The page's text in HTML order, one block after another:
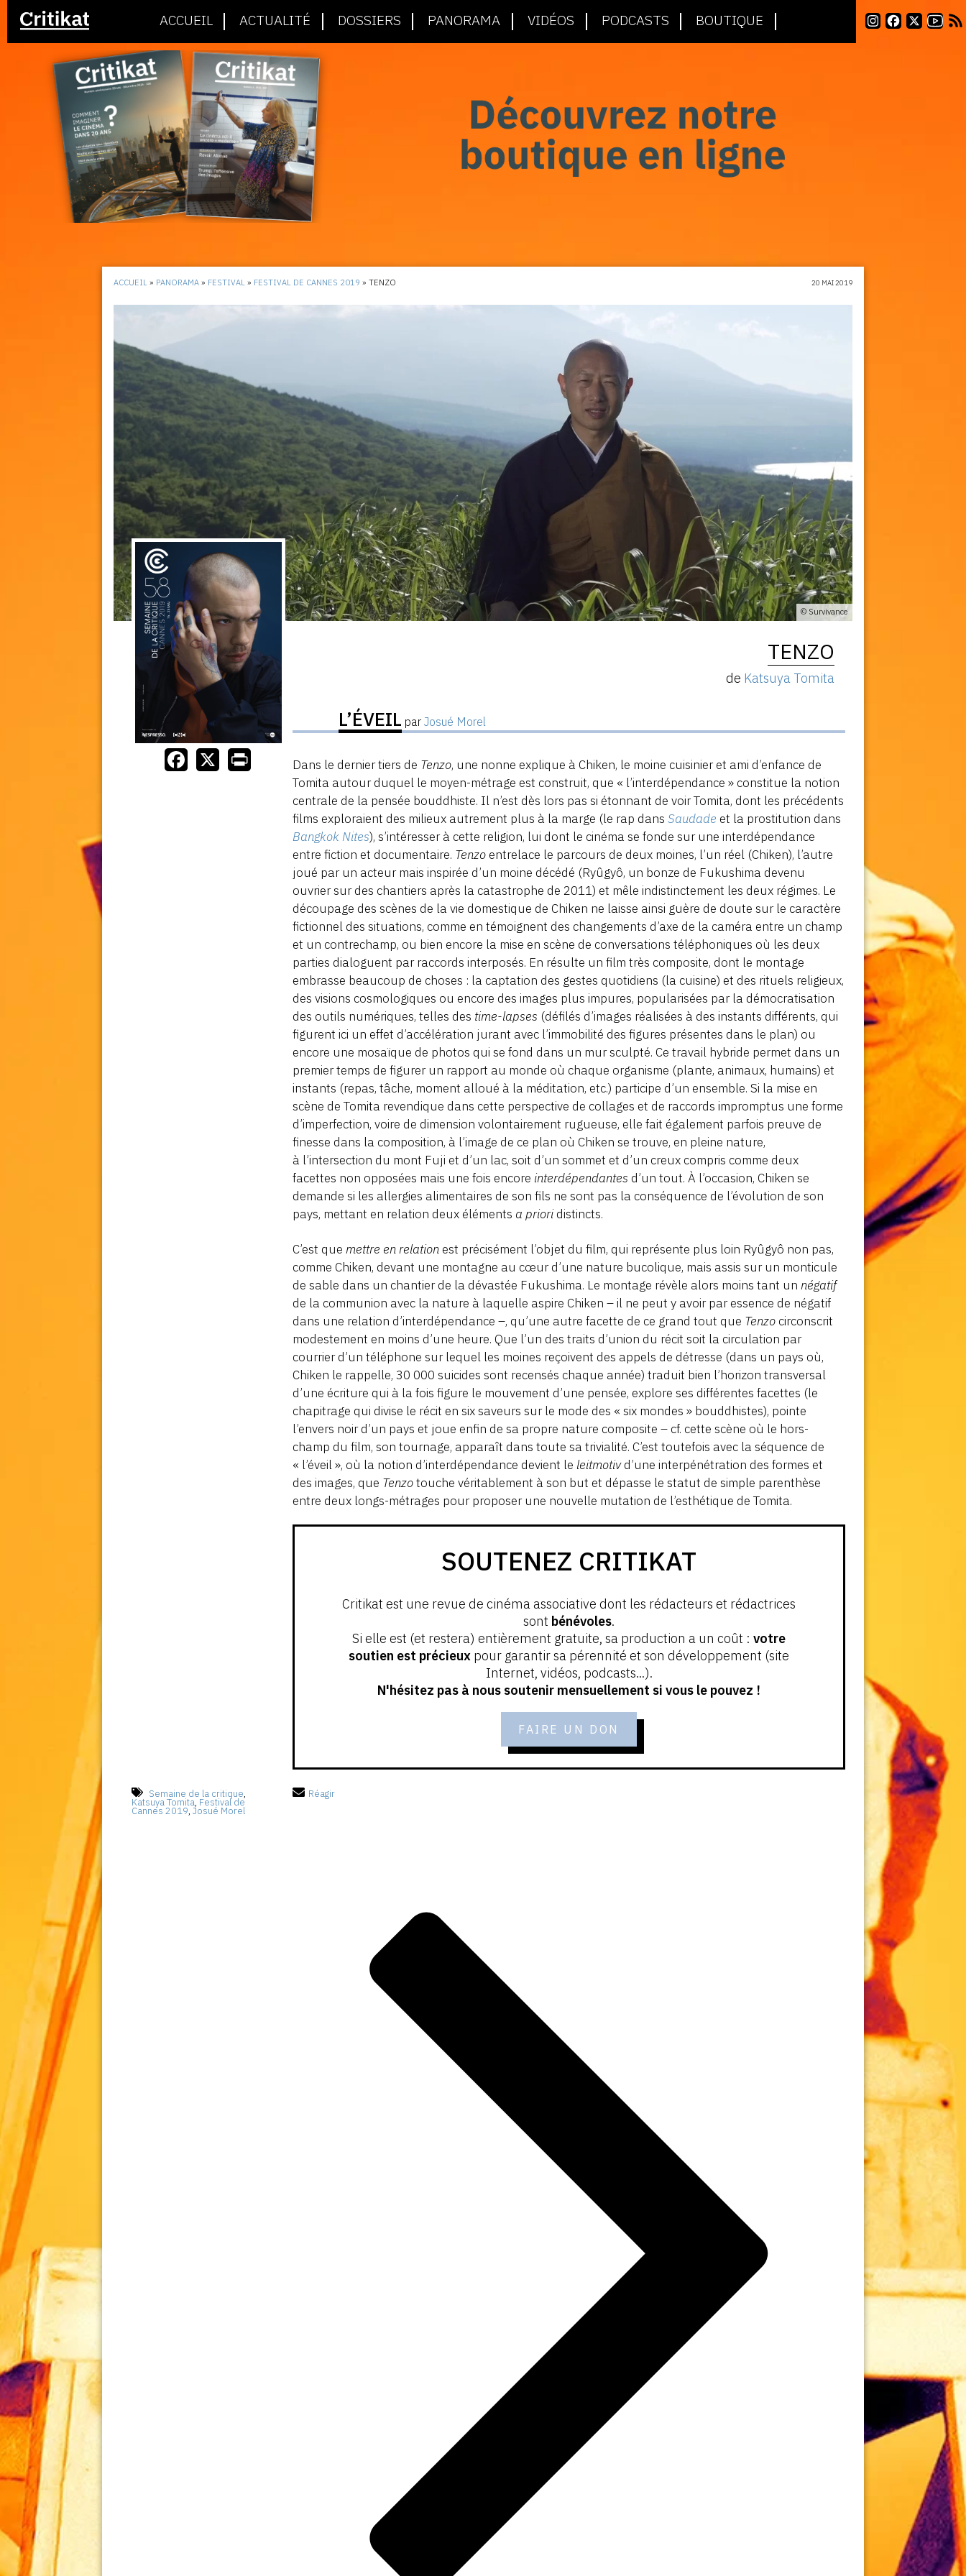
ACCUEIL ACTUALITÉ DOSSIERS PANORAMA VIDÉOS PODCASTS BOUTIQUE
ACCUEIL » PANORAMA » FESTIVAL » FESTIVAL DE CANNES 2019 »TENZO 20 MAI 2019
© Survivance
Semaine de la critique,
Katsuya Tomita, Festival de
Cannes 2019,Josué Morel
TENZO
de Katsuya Tomita
L’ÉVEIL parJosué Morel
Dans le dernier tiers de Tenzo, une nonne explique à Chiken, le moine cuisinier et ami d’enfance de
Tomita autour duquel le moyen-métrage est construit, que « l’interdépendance » constitue la notion
centrale de la pensée bouddhiste. Il n’est dès lors pas si étonnant de voir Tomita, dont les précédents
films exploraient des milieux autrement plus à la marge (le rap dansSaudade et la prostitution dans
Bangkok Nites), s’intéresser à cette religion, lui dont le cinéma se fonde sur une interdépendance
entre fiction et documentaire. Tenzo entrelace le parcours de deux moines, l’un réel (Chiken), l’autre
joué par un acteur mais inspirée d’un moine décédé (Ryûgyô, un bonze de Fukushima devenu
ouvrier sur des chantiers après la catastrophe de 2011) et mêle indistinctement les deux régimes. Le
découpage des scènes de la vie domestique de Chiken ne laisse ainsi guère de doute sur le caractère
fictionnel des situations, comme en témoignent des changements d’axe de la caméra entre un champ
et un contrechamp, ou bien encore la mise en scène de conversations téléphoniques où les deux
parties dialoguent par raccords interposés. En résulte un film très composite, dont le montage
embrasse beaucoup de choses : la captation des gestes quotidiens (la cuisine) et des rituels religieux,
des visions cosmologiques ou encore des images plus impures, popularisées par la démocratisation
des outils numériques, telles des time-lapses (défilés d’images réalisées à des instants différents, qui
figurent ici un effet d’accélération jurant avec l’immobilité des figures présentes dans le plan) ou
encore une mosaïque de photos qui se fond dans un mur sculpté. Ce travail hybride permet dans un
premier temps de figurer un rapport au monde où chaque organisme (plante, animaux, humains) et
instants (repas, tâche, moment alloué à la méditation, etc.) participe d’un ensemble. Si la mise en
scène de Tomita revendique dans cette perspective de collages et de raccords impromptus une forme
d’imperfection, voire de dimension volontairement rugueuse, elle fait également parfois preuve de
finesse dans la composition, à l’image de ce plan où Chiken se trouve, en pleine nature,
à l’intersection du mont Fuji et d’un lac, soit d’un sommet et d’un creux compris comme deux
facettes non opposées mais une fois encore interdépendantes d’un tout. À l’occasion, Chiken se
demande si les allergies alimentaires de son fils ne sont pas la conséquence de l’évolution de son
pays, mettant en relation deux éléments a prioridistincts.
C’est quemettre en relation est précisément l’objet du film, qui représente plus loin Ryûgyô non pas,
comme Chiken, devant une montagne au cœur d’une nature bucolique, mais assis sur un monticule
de sable dans un chantier de la dévastée Fukushima. Le montage révèle alors moins tant unnégatif
de la communion avec la nature à laquelle aspire Chiken – il ne peut y avoir par essence de négatif
dans une relation d’interdépendance –, qu’une autre facette de ce grand tout que Tenzo circonscrit
modestement en moins d’une heure. Que l’un des traits d’union du récit soit la circulation par
courrier d’un téléphone sur lequel les moines reçoivent des appels de détresse (dans un pays où,
Chiken le rappelle, 30 000 suicides sont recensés chaque année) traduit bien l’horizon transversal
d’une écriture qui à la fois figure le mouvement d’une pensée, explore ses différentes facettes (le
chapitrage qui divise le récit en six saveurs sur le mode des « six mondes » bouddhistes), pointe
l’envers noir d’un pays et joue enfin de sa propre nature composite – cf. cette scène où le hors-
champ du film, son tournage, apparaît dans toute sa trivialité. C’est toutefois avec la séquence de
« l’éveil », où la notion d’interdépendance devient le leitmotivd’une interpénétration des formes et
des images, que Tenzotouche véritablement à son but et dépasse le statut de simple parenthèse
entre deux longs-métrages pour proposer une nouvelle mutation de l’esthétique de Tomita.
SOUTENEZ CRITIKAT
Critikat est une revue de cinéma associative dont les rédacteurs et rédactrices
sont bénévoles.
Si elle est (et restera) entièrement gratuite, sa production a un coût : votre
soutien est précieux pour garantir sa pérennité et son développement (site
Internet, vidéos, podcasts...).
N'hésitez pas à nous soutenir mensuellement si vous le pouvez !
FAIRE UN DON
Réagir